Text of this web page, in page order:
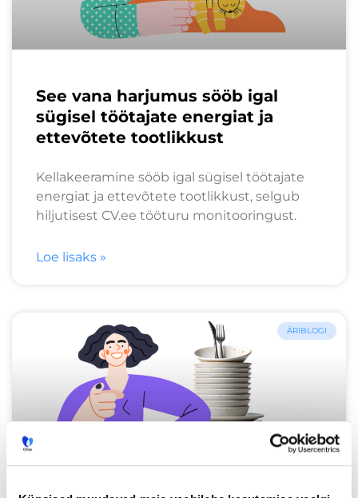
See vana harjumus sööb igal
sügisel töötajate energiat ja
ettevõtete tootlikkust
Kellakeeramine sööb igal sügisel töötajate
energiat ja ettevõtete tootlikkust, selgub
hiljutisest CV.ee tööturu monitooringust.
Loe lisaks »
ÄRIBLOGI